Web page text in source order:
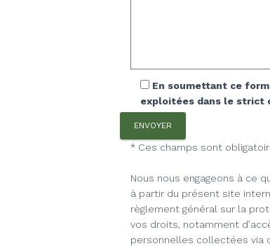
En soumettant ce
exploitées dans le strict
* Ces champs sont
Nous nous engageons à ce
à partir du présent site
règlement général sur la
vos droits, notamment
personnelles collectées via